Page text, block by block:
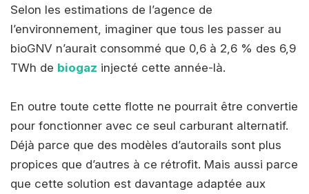
Selon les estimations de l’agence de
l’environnement, imaginer que tous les passer au
bioGNV n’aurait consommé que 0,6 à 2,6 % des 6,9
TWh de biogaz injecté cette année-là.
En outre toute cette flotte ne pourrait être convertie
pour fonctionner avec ce seul carburant alternatif.
Déjà parce que des modèles d’autorails sont plus
propices que d’autres à ce rétrofit. Mais aussi parce
que cette solution est davantage adaptée aux